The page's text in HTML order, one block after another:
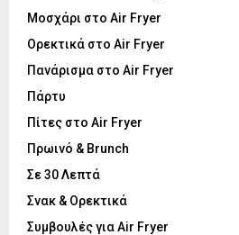
Μοσχάρι στο Air Fryer
Ορεκτικά στο Air Fryer
Πανάρισμα στο Air Fryer
Πάρτυ
Πίτες στο Air Fryer
Πρωινό & Brunch
Σε 30 Λεπτά
Σνακ & Ορεκτικά
Συμβουλές για Air Fryer